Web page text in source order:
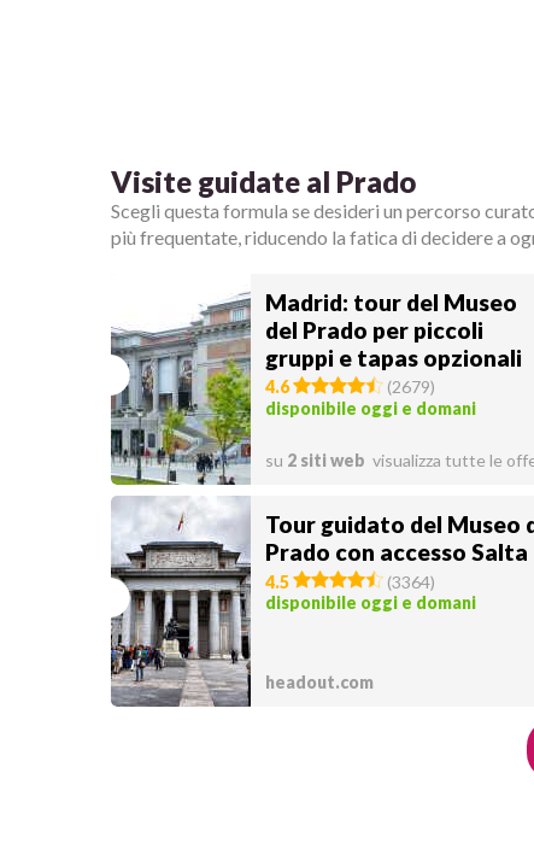
Visite guidate al Prado
Scegli questa formula se desideri un percorso
più frequentate, riducendo la fatica di decidere a
Madrid: tour del Museo
del Prado per piccoli
gruppi e tapas opzionali
4.6 (2679)
disponibile oggi e domani
su 2 siti web visualizza tutte le
Tour guidato del Museo
Prado con accesso Salta
4.5 (3364)
disponibile oggi e domani
headout.com